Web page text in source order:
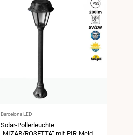
Anbieter:
Barcelona LED
Solar-Pollerleuchte